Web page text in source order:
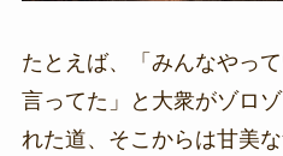
たとえば、「みんなやっ
言ってた」と大衆がゾロ
れた道、そこからは甘美